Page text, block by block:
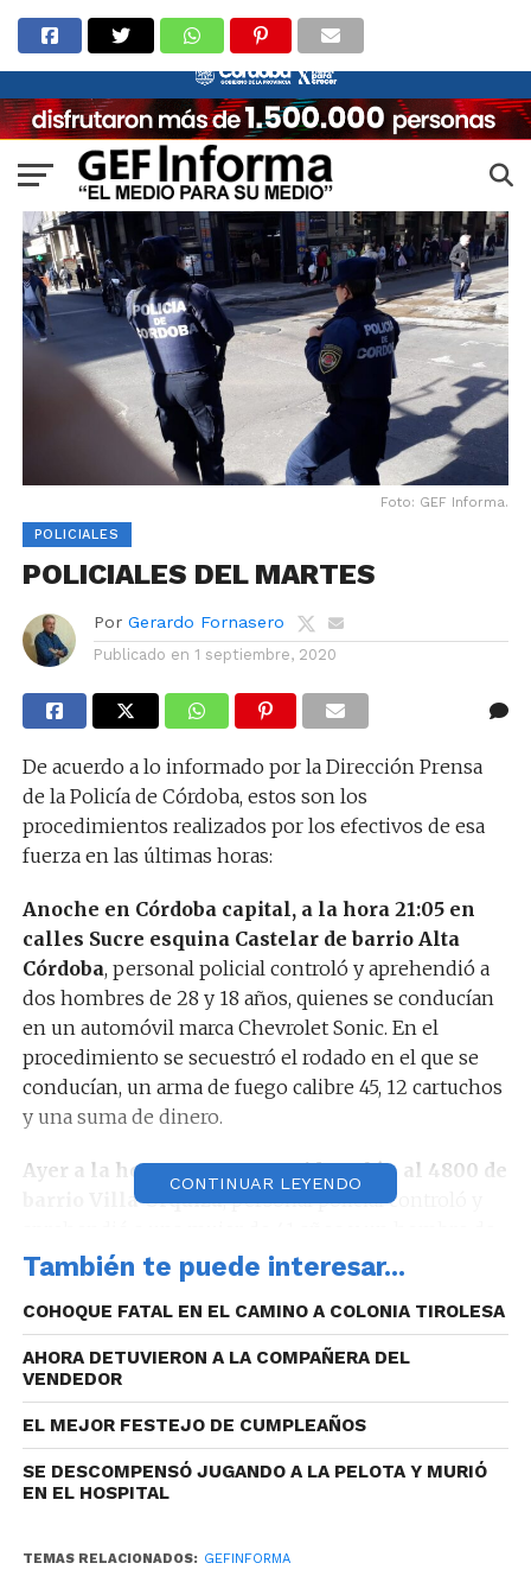
Foto: GEF Informa.
POLICIALES
POLICIALES DEL MARTES
Por Gerardo Fornasero
Publicado en 1 septiembre, 2020
De acuerdo a lo informado por la Dirección Prensa
de la Policía de Córdoba, estos son los
procedimientos realizados por los efectivos de esa
fuerza en las últimas horas:
Anoche en Córdoba capital, a la hora 21:05 en
calles Sucre esquina Castelar de barrio Alta
Córdoba, personal policial controló y aprehendió a
dos hombres de 28 y 18 años, quienes se conducían
en un automóvil marca Chevrolet Sonic. En el
procedimiento se secuestró el rodado en el que se
conducían, un arma de fuego calibre 45, 12 cartuchos
y una suma de dinero.
Ayer a la hora 19:44 en Avenida Colón al 4800 de
barrio Villa Urquiza, personal policial controló y
29 años, quienes momentos antes, habrían sustraído
pertenencias de un vehículo marca Volkswagen
Senda estacionado en una playa de un local
comercial. En el procedimiento se secuestró un
vehículo marca Citroën C3 en el que se conducían,
un gato hidráulico, una caja de herramientas y un
mini compresor. Además se constató daños en la
cerradura del baúl del rodado damnificado.
número de barrio La Mesada de la ciudad de La
CONTINUAR LEYENDO
También te puede interesar...
COHOQUE FATAL EN EL CAMINO A COLONIA TIROLESA
AHORA DETUVIERON A LA COMPAÑERA DEL
VENDEDOR
EL MEJOR FESTEJO DE CUMPLEAÑOS
SE DESCOMPENSÓ JUGANDO A LA PELOTA Y MURIÓ
EN EL HOSPITAL
TEMAS RELACIONADOS: GEFINFORMA